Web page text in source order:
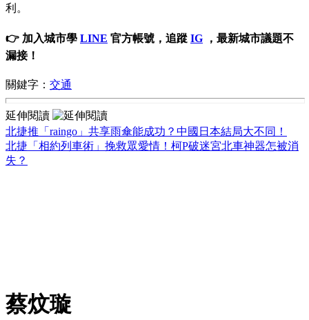
利。
👉 加入城市學 LINE 官方帳號，追蹤 IG ，最新城市議題不
漏接！
關鍵字： 交通
延伸閱讀
北捷推「raingo」共享雨傘能成功？中國日本結局大不同！
北捷「相約列車術」挽救眾愛情！柯P破迷宮北車神器怎被消
失？
蔡炆璇